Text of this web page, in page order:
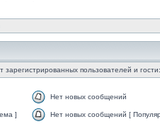
пользователей и
Нет новых сообщений
] Нет новых сообщений [